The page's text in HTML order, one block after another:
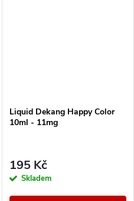
Liquid Dekang Happy Color
10ml - 11mg
195 Kč
Skladem